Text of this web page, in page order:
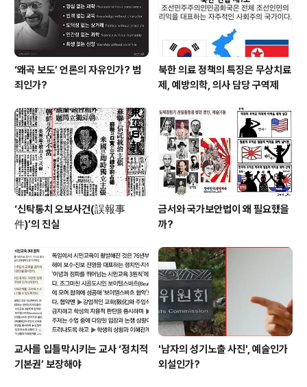
‘왜곡 보도’ 언론의 자유인가? 범
죄인가?
북한 의료 정책의 특징은 무상치료
제, 예방의학, 의사 담당 구역제
‘신탁통치 오보사건(誤報事
件)’의 진실
금서와 국가보안법이 왜 필요했을
까?
교사를 입틀막시키는 교사 ‘정치적
기본권’ 보장해야
'남자의 성기노출 사진', 예술인가
외설인가?